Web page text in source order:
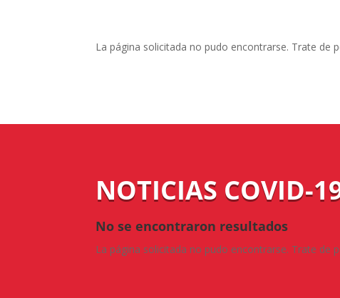
La página solicitada no pudo encontrarse. Trate de
NOTICIAS COVID-
No se encontraron resultados
La página solicitada no pudo encontrarse. Trate de